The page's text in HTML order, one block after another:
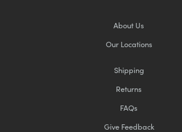
About Us
Our Locations
Shipping
Returns
FAQs
Give Feedback